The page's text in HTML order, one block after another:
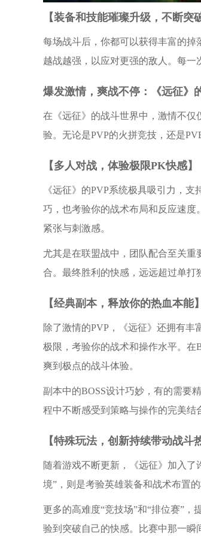
【装备和技能璀璨升级，不断突
每场战斗后，你都可以获得丰富的
越战越强，以应对更强的敌人。每一
爆发激情，爽战不停：《远征》
在《远征》的战斗世界中，激情不
验。无论是PVP的火拼竞技，还是
【多人对战，体验极限PK快感】
《远征》的PVP系统极具吸引力，
巧，也考验你的战术布局和反应速
紧张与刺激感。
尤其是在联盟战中，团队配合至关
合。最终胜利的快感，远远超过单打
【经典副本，释放你的热血本能】
除了激情的PVP，《远征》还拥有
极限，考验你的战术和操作水平。在
爽到极点的战斗体验。
副本中的BOSS设计巧妙，有的需要
程中不断感受到策略与操作的完美结
【特殊玩法，创新持续带动战斗
随着游戏不断更新，《远征》加入
境”，则是考验英雄装备和战术布置
更多的高难度“竞技场”和“排位赛”
验到突破自己的快感。比赛中那一瞬